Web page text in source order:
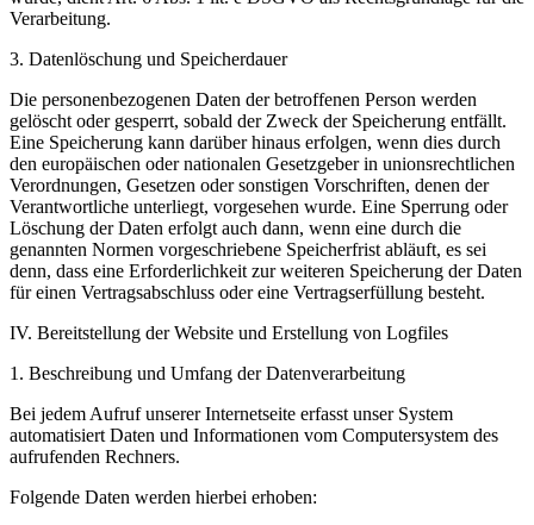
Verarbeitung.
3. Datenlöschung und Speicherdauer
Die personenbezogenen Daten der betroffenen Person werden
gelöscht oder gesperrt, sobald der Zweck der Speicherung entfällt.
Eine Speicherung kann darüber hinaus erfolgen, wenn dies durch
den europäischen oder nationalen Gesetzgeber in unionsrechtlichen
Verordnungen, Gesetzen oder sonstigen Vorschriften, denen der
Verantwortliche unterliegt, vorgesehen wurde. Eine Sperrung oder
Löschung der Daten erfolgt auch dann, wenn eine durch die
genannten Normen vorgeschriebene Speicherfrist abläuft, es sei
denn, dass eine Erforderlichkeit zur weiteren Speicherung der Daten
für einen Vertragsabschluss oder eine Vertragserfüllung besteht.
IV. Bereitstellung der Website und Erstellung von Logfiles
1. Beschreibung und Umfang der Datenverarbeitung
Bei jedem Aufruf unserer Internetseite erfasst unser System
automatisiert Daten und Informationen vom Computersystem des
aufrufenden Rechners.
Folgende Daten werden hierbei erhoben: